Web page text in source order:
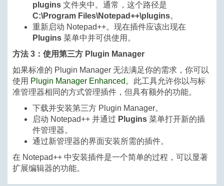
plugins 文件夹中。通常，这个路径是
C:\Program Files\Notepad++\plugins。
重新启动 Notepad++。现在插件应该出现在
Plugins 菜单中并可供使用。
方法 3：使用第三方 Plugin Manager
如果标准的 Plugin Manager 无法满足你的需求，你可以
使用 Plugin Manager Enhanced 。此工具允许你以与标
准管理器相同的方式管理插件，但具有额外的功能。
下载并安装第三方 Plugin Manager。
启动 Notepad++ 并通过 Plugins 菜单打开新的插
件管理器。
通过新管理器的界面安装所需的插件。
在 Notepad++ 中安装插件是一个简单的过程，可以显著
扩展编辑器的功能。